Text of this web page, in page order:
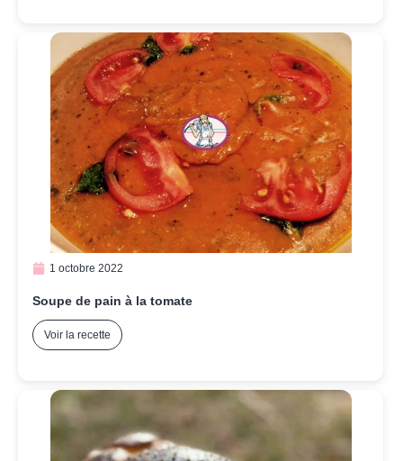
1 octobre 2022
Soupe de pain à la tomate
Voir la recette